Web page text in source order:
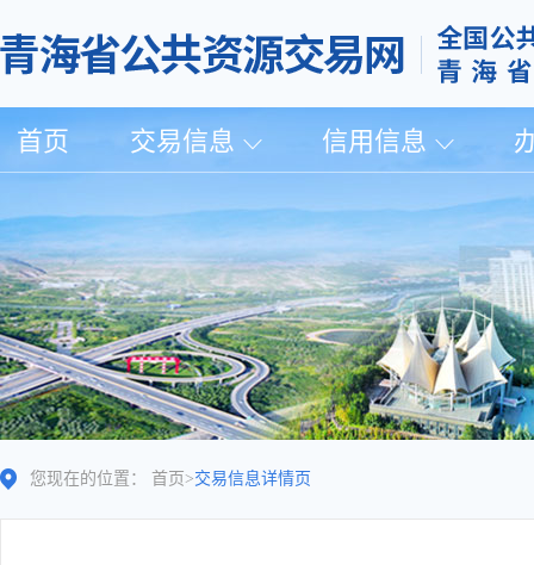
首页 交易信息 信用信息
您现在的位置： 首页 >交易信息详情页